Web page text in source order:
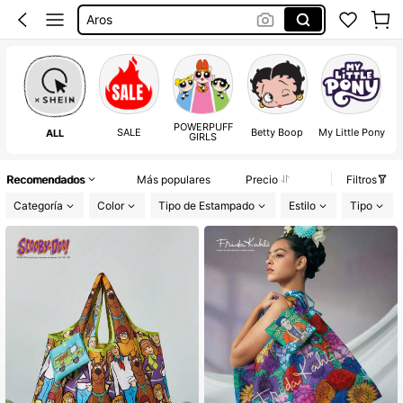
Aros
Botas Para Mujer
Squishies
ALL SALE POWERPUFF
GIRLS Betty Boop My Little Pony
Recomendados Más populares Precio
Filtros
Categoría
Color Tipo de Estampado Estilo Tipo